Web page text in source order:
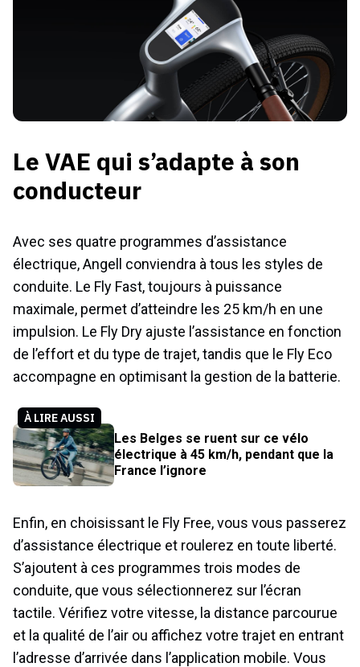
Le VAE qui s’adapte à son
conducteur
Avec ses quatre programmes d’assistance
électrique, Angell conviendra à tous les styles de
conduite. Le Fly Fast, toujours à puissance
maximale, permet d’atteindre les 25 km/h en une
impulsion. Le Fly Dry ajuste l’assistance en fonction
de l’effort et du type de trajet, tandis que le Fly Eco
accompagne en optimisant la gestion de la batterie.
À LIRE AUSSI
Les Belges se ruent sur ce vélo
électrique à 45 km/h, pendant que la
France l’ignore
Enfin, en choisissant le Fly Free, vous vous passerez
d’assistance électrique et roulerez en toute liberté.
S’ajoutent à ces programmes trois modes de
conduite, que vous sélectionnerez sur l’écran
tactile. Vérifiez votre vitesse, la distance parcourue
et la qualité de l’air ou affichez votre trajet en entrant
l’adresse d’arrivée dans l’application mobile. Vous